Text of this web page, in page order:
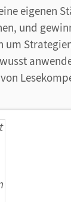
eigenen
und
um